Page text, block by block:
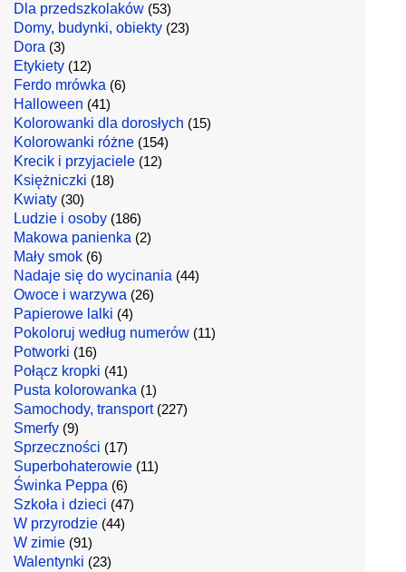
Dla przedszkolaków (53)
Domy, budynki, obiekty (23)
Dora (3)
Etykiety (12)
Ferdo mrówka (6)
Halloween (41)
Kolorowanki dla dorosłych (15)
Kolorowanki różne (154)
Krecik i przyjaciele (12)
Księżniczki (18)
Kwiaty (30)
Ludzie i osoby (186)
Makowa panienka (2)
Mały smok (6)
Nadaje się do wycinania (44)
Owoce i warzywa (26)
Papierowe lalki (4)
Pokoloruj według numerów (11)
Potworki (16)
Połącz kropki (41)
Pusta kolorowanka (1)
Samochody, transport(227)
Smerfy (9)
Sprzeczności (17)
Superbohaterowie (11)
Świnka Peppa (6)
Szkoła i dzieci (47)
W przyrodzie (44)
W zimie (91)
Walentynki (23)